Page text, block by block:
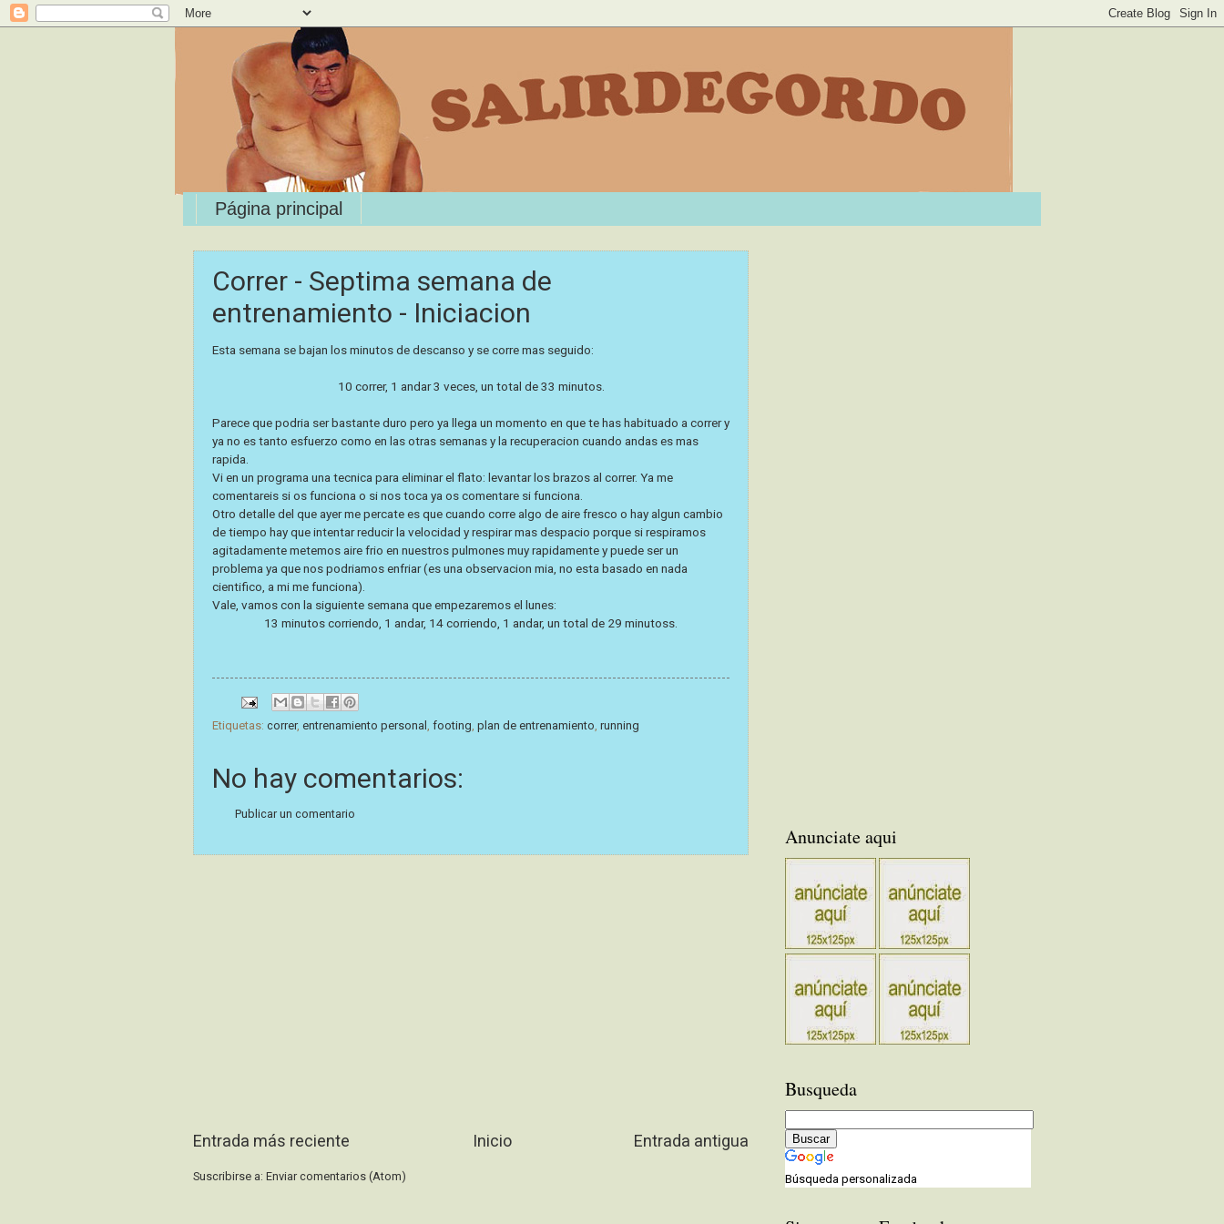
Página principal
Correr - Septima semana de
entrenamiento - Iniciacion
Esta semana se bajan los minutos de descanso y se corre mas seguido:
10 correr, 1 andar 3 veces, un total de 33 minutos.
Parece que podria ser bastante duro pero ya llega un momento en que te has habituado a correr y
ya no es tanto esfuerzo como en las otras semanas y la recuperacion cuando andas es mas
rapida.
Vi en un programa una tecnica para eliminar el flato: levantar los brazos al correr. Ya me
comentareis si os funciona o si nos toca ya os comentare si funciona.
Otro detalle del que ayer me percate es que cuando corre algo de aire fresco o hay algun cambio
de tiempo hay que intentar reducir la velocidad y respirar mas despacio porque si respiramos
agitadamente metemos aire frio en nuestros pulmones muy rapidamente y puede ser un
problema ya que nos podriamos enfriar (es una observacion mia, no esta basado en nada
cientifico, a mi me funciona).
Vale, vamos con la siguiente semana que empezaremos el lunes:
13 minutos corriendo, 1 andar, 14 corriendo, 1 andar, un total de 29 minutoss.
Etiquetas: correr, entrenamiento personal , footing, plan de entrenamiento, running
No hay comentarios:
Publicar un comentario
Entrada más reciente Entrada antigua
Inicio
Suscribirse a: Enviar comentarios (Atom)
Anunciate aqui
Busqueda
Búsqueda personalizada